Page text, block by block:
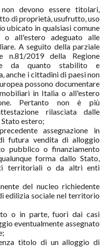
devono essere titolari,
di proprietà, usufrutto, uso
ubicato in qualsiasi comune
all'estero adeguato alle
A seguito della parziale
n.81/2019 della Regione
da quanto stabilito e
anche i cittadini di paesi non
possono documentare
in Italia o all'estero
Pertanto non è più
rilasciata dalle
estero;
assegnazione in
futura vendita di alloggio
pubblico o finanziamento
forma dallo Stato,
territoriali o da altri enti
del nucleo richiedente
edilizia sociale nel territorio
o in parte, fuori dai casi
eventualmente assegnato
titolo di un alloggio di